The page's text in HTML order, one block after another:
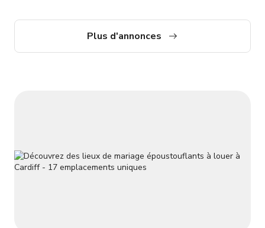
d'événement, des jours de la semaine, des horaires et du
nombre d'invités. Il serait donc préférable de se renseigner si
Plus d'annonces